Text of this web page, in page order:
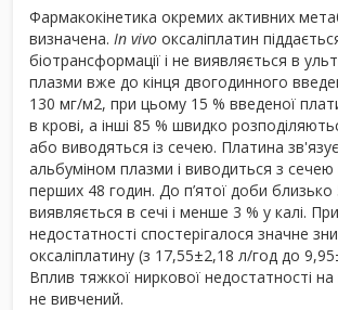
Фармакокінетика окремих активних
визначена. In vivo оксаліплатин
біотрансформації і не виявляється в
плазми вже до кінця двогодинного
130 мг/м2, при цьому 15 % введеної
в крові, а інші 85 % швидко
або виводяться із сечею. Платина
альбуміном плазми і виводиться з
перших 48 годин. До п’ятої доби близько
виявляється в сечі і менше 3 % у калі.
недостатності спостерігалося значне
оксаліплатину (з 17,55±2,18 л/год до
Вплив тяжкої ниркової недостатності на
не вивчений.